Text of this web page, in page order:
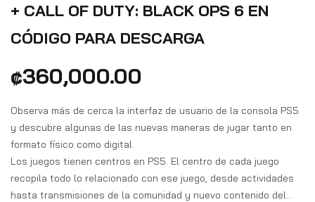
+ CALL OF DUTY: BLACK OPS 6 EN
CÓDIGO PARA DESCARGA
₡360,000.00
Observa más de cerca la interfaz de usuario de la consola PS5
y descubre algunas de las nuevas maneras de jugar tanto en
formato físico como digital.
Los juegos tienen centros en PS5. El centro de cada juego
recopila todo lo relacionado con ese juego, desde actividades
hasta transmisiones de la comunidad y nuevo contenido del